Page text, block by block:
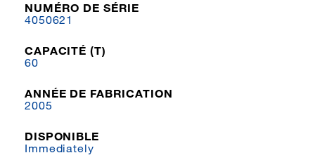
NUMÉRO DE SÉRIE
4050621
CAPACITÉ (T)
60
ANNÉE DE FABRICATION
2005
DISPONIBLE
Immediately